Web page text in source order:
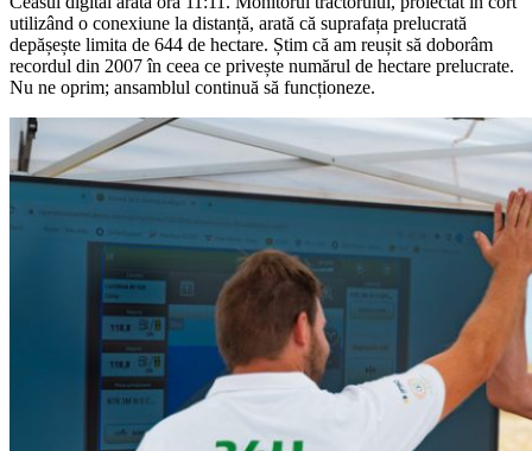
utilizând o conexiune la distanță, arată că suprafața prelucrată
depășește limita de 644 de hectare. Știm că am reușit să doborâm
recordul din 2007 în ceea ce privește numărul de hectare prelucrate.
Nu ne oprim; ansamblul continuă să funcționeze.